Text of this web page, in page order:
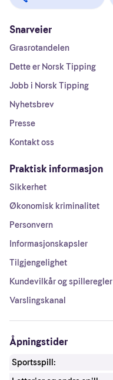
Snarveier
Grasrotandelen
Dette er Norsk Tipping
Jobb i Norsk Tipping
Nyhetsbrev
Presse
Kontakt oss
Praktisk informasjon
Sikkerhet
Økonomisk kriminalitet
Personvern
Informasjonskapsler
Tilgjengelighet
Kundevilkår og spilleregler
Varslingskanal
Åpningstider
Sportsspill: